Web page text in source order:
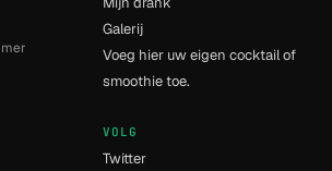
Galerij
Voeg hier uw eigen cocktail of
smoothie toe.
VOLG
Twitter